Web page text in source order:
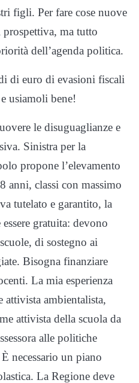
figli. Per fare cose nuove
ma tutto
dell’agenda politica.
di euro di evasioni fiscali
usiamoli bene!
le disuguaglianze e
Sinistra per la
propone l’elevamento
anni, classi con massimo
tutelato e garantito, la
gratuita: devono
di sostegno ai
Bisogna finanziare
La mia esperienza
attivista ambientalista,
attivista della scuola da
alle politiche
necessario un piano
La Regione deve